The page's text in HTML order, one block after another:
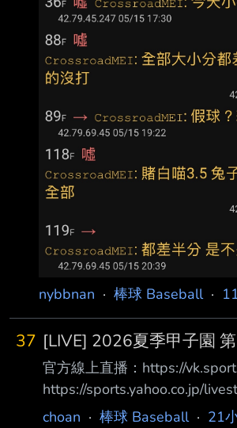
果形成內 野安打，之後又發生
隊一口氣得3分。 「就是這樣啦
nybbnan · 棒球 Baseball·
37 [LIVE] 2026夏季甲子園
官方線上直播：https://
https://sports.yahoo.co.jp/
mes/live 第3日目 8月7日（金
choan · 棒球 Baseball· 21